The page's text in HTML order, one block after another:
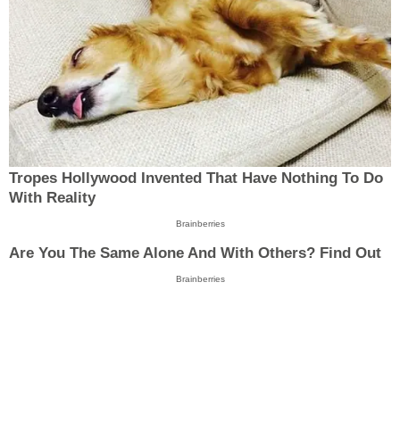
Tropes Hollywood Invented That Have Nothing To Do
With Reality
Brainberries
Are You The Same Alone And With Others? Find Out
Brainberries